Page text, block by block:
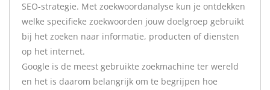
SEO-strategie. Met zoekwoordanalyse kun je ontdekken
welke specifieke zoekwoorden jouw doelgroep gebruikt
bij het zoeken naar informatie, producten of diensten
op het internet.
Google is de meest gebruikte zoekmachine ter wereld
en het is daarom belangrijk om te begrijpen hoe